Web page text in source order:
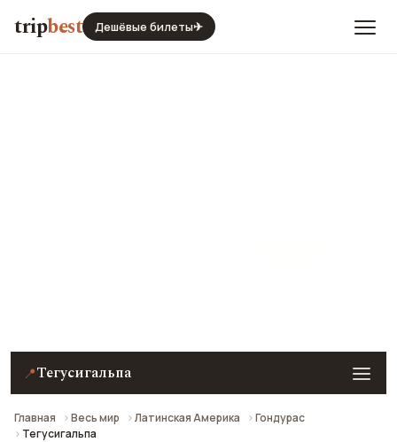
tripbest Дешёвые билеты✈
📍Тегусигальпа
Главная Весь мир Латинская Америка
Гондурас
Тегусигальпа